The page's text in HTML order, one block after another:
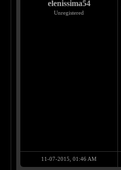
elenissima54
Unregistered
11-07-2015, 01:46 AM